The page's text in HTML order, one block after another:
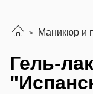
Маникюр и
Гель-